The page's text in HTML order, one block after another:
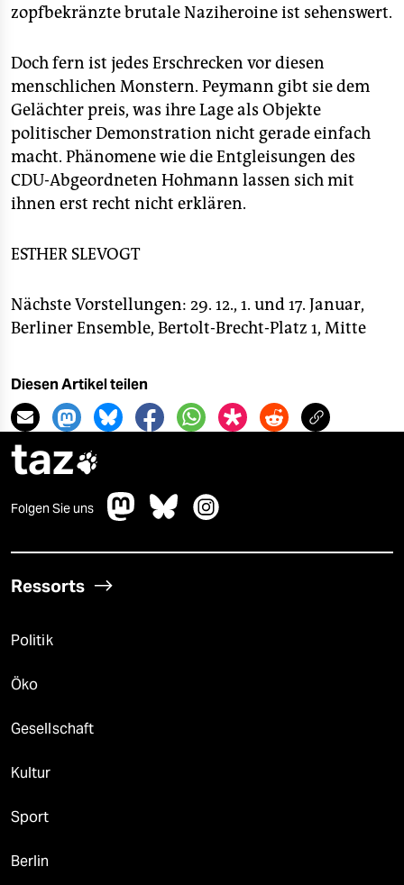
zopfbekränzte brutale Naziheroine ist sehenswert.
Doch fern ist jedes Erschrecken vor diesen
menschlichen Monstern. Peymann gibt sie dem
Gelächter preis, was ihre Lage als Objekte
politischer Demonstration nicht gerade einfach
macht. Phänomene wie die Entgleisungen des
CDU-Abgeordneten Hohmann lassen sich mit
ihnen erst recht nicht erklären.
ESTHER SLEVOGT
Nächste Vorstellungen: 29. 12., 1. und 17. Januar,
Berliner Ensemble, Bertolt-Brecht-Platz 1, Mitte
Diesen Artikel teilen
taz
Folgen Sie uns
Ressorts
Politik
Öko
Gesellschaft
Kultur
Sport
Berlin